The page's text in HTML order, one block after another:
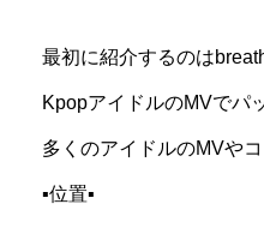
最初に紹介するのは
KpopアイドルのMVでパ
多くのアイドルのMVや
▪位置▪